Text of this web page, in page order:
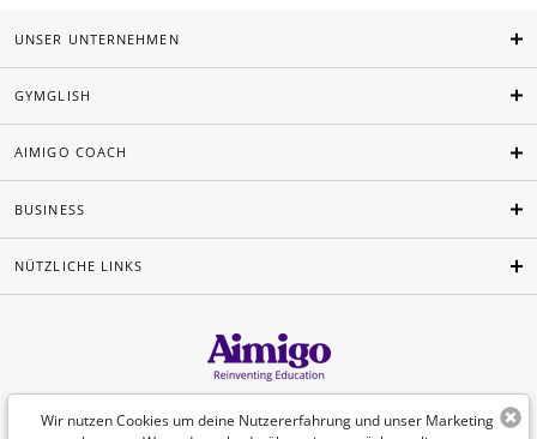
Wir nutzen Cookies um deine Nutzererfahrung und unser Marketing
UNSER UNTERNEHMEN
GYMGLISH
AIMIGO COACH
BUSINESS
NÜTZLICHE LINKS
Deutsch